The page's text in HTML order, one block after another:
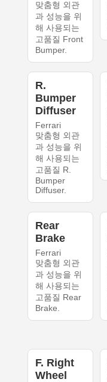
맞춤형 외관
과 성능을 위
해 사용되는
고품질 Front
Bumper.
R.
Bumper
Diffuser
Ferrari
맞춤형 외관
과 성능을 위
해 사용되는
고품질 R.
Bumper
Diffuser.
Rear
Brake
Ferrari
맞춤형 외관
과 성능을 위
해 사용되는
고품질 Rear
Brake.
F. Right
Wheel